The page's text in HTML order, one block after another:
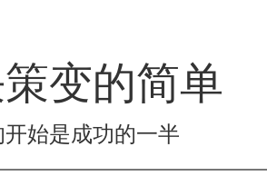
变的简单
开始是成功的一半